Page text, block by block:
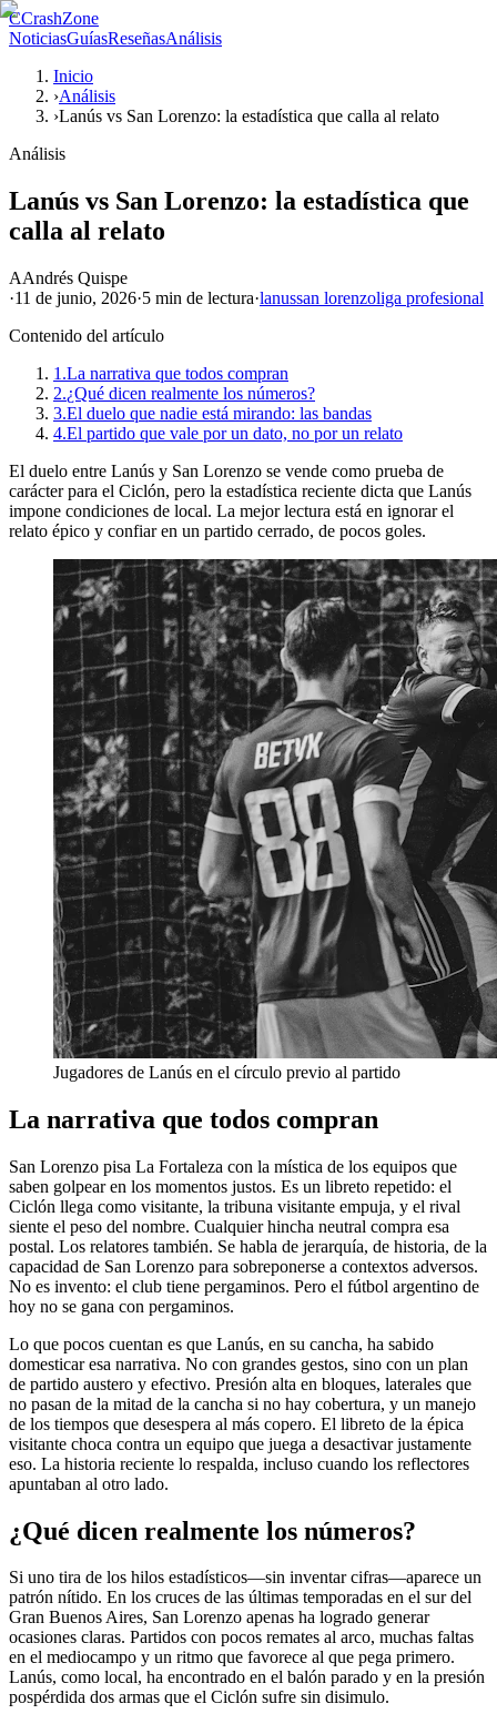
CCrashZone
NoticiasGuíasReseñasAnálisis
Inicio
›Análisis
›Lanús vs San Lorenzo: la estadística que calla al relato
Análisis
Lanús vs San Lorenzo: la estadística que
calla al relato
AAndrés Quispe
·11 de junio, 2026·5 min de lectura·lanussan lorenzoliga profesional
Contenido del artículo
1.La narrativa que todos compran
2.¿Qué dicen realmente los números?
3.El duelo que nadie está mirando: las bandas
4.El partido que vale por un dato, no por un relato
El duelo entre Lanús y San Lorenzo se vende como prueba de
carácter para el Ciclón, pero la estadística reciente dicta que Lanús
impone condiciones de local. La mejor lectura está en ignorar el
relato épico y confiar en un partido cerrado, de pocos goles.
Jugadores de Lanús en el círculo previo al partido
La narrativa que todos compran
San Lorenzo pisa La Fortaleza con la mística de los equipos que
saben golpear en los momentos justos. Es un libreto repetido: el
Ciclón llega como visitante, la tribuna visitante empuja, y el rival
siente el peso del nombre. Cualquier hincha neutral compra esa
postal. Los relatores también. Se habla de jerarquía, de historia, de la
capacidad de San Lorenzo para sobreponerse a contextos adversos.
No es invento: el club tiene pergaminos. Pero el fútbol argentino de
hoy no se gana con pergaminos.
Lo que pocos cuentan es que Lanús, en su cancha, ha sabido
domesticar esa narrativa. No con grandes gestos, sino con un plan
de partido austero y efectivo. Presión alta en bloques, laterales que
no pasan de la mitad de la cancha si no hay cobertura, y un manejo
de los tiempos que desespera al más copero. El libreto de la épica
visitante choca contra un equipo que juega a desactivar justamente
eso. La historia reciente lo respalda, incluso cuando los reflectores
apuntaban al otro lado.
¿Qué dicen realmente los números?
Si uno tira de los hilos estadísticos—sin inventar cifras—aparece un
patrón nítido. En los cruces de las últimas temporadas en el sur del
Gran Buenos Aires, San Lorenzo apenas ha logrado generar
ocasiones claras. Partidos con pocos remates al arco, muchas faltas
en el mediocampo y un ritmo que favorece al que pega primero.
Lanús, como local, ha encontrado en el balón parado y en la presión
pospérdida dos armas que el Ciclón sufre sin disimulo.